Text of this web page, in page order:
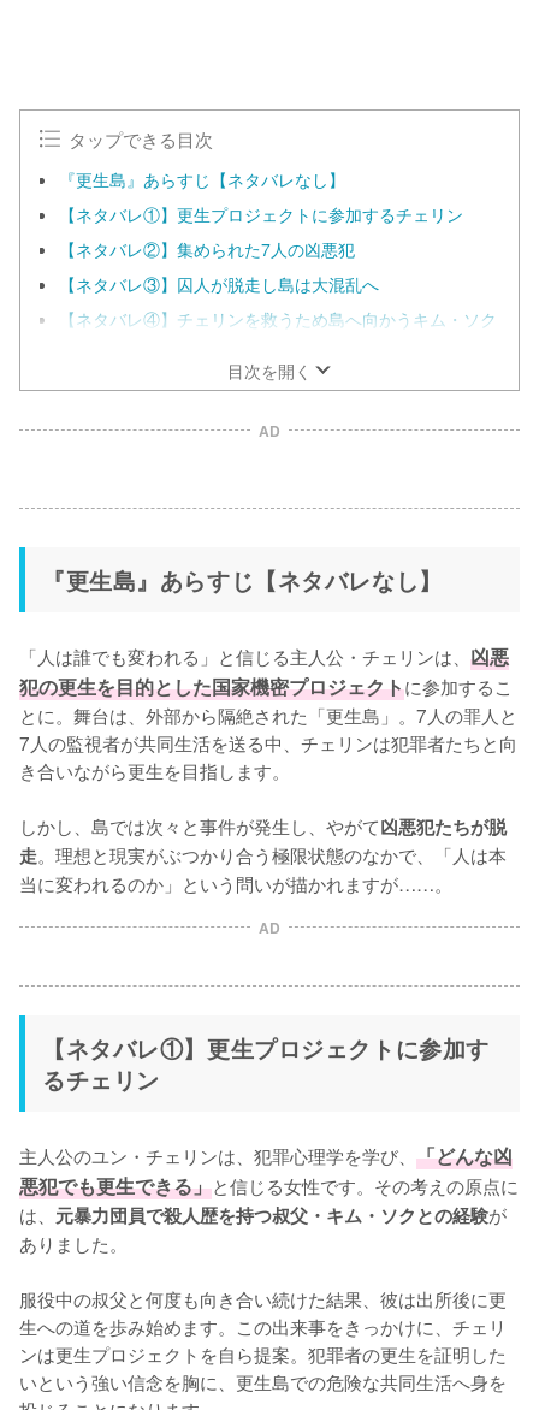
タップできる目次
『更生島』あらすじ【ネタバレなし】
【ネタバレ①】更生プロジェクトに参加するチェリン
【ネタバレ②】集められた7人の凶悪犯
【ネタバレ③】囚人が脱走し島は大混乱へ
【ネタバレ④】チェリンを救うため島へ向かうキム・ソク
目次を開く
AD
『更生島』あらすじ【ネタバレなし】
「人は誰でも変われる」と信じる主人公・チェリンは、 凶悪
犯の更生を目的とした国家機密プロジェクトに参加するこ
とに。舞台は、外部から隔絶された「更生島」。7人の罪人と
7人の監視者が共同生活を送る中、チェリンは犯罪者たちと向
き合いながら更生を目指します。
しかし、島では次々と事件が発生し、やがて凶悪犯たちが脱
走。理想と現実がぶつかり合う極限状態のなかで、「人は本
当に変われるのか」という問いが描かれますが……。
AD
【ネタバレ①】更生プロジェクトに参加す
るチェリン
主人公のユン・チェリンは、犯罪心理学を学び、 「どんな凶
悪犯でも更生できる」と信じる女性です。その考えの原点に
は、 元暴力団員で殺人歴を持つ叔父・キム・ソクとの経験が
ありました。
服役中の叔父と何度も向き合い続けた結果、彼は出所後に更
生への道を歩み始めます。この出来事をきっかけに、チェリ
ンは更生プロジェクトを自ら提案。犯罪者の更生を証明した
いという強い信念を胸に、更生島での危険な共同生活へ身を